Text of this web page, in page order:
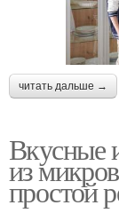
читать дальше →
Вкусные
из
простой